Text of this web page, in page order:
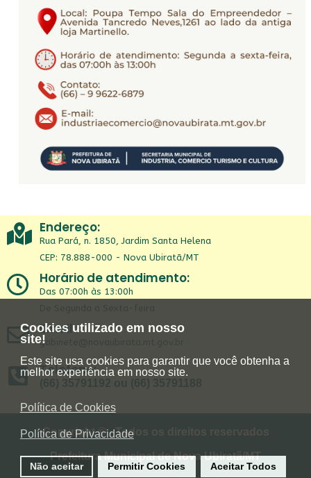
Cookies utilizado em nosso
site!
Este site usa cookies para garantir que você obtenha a
melhor experiência em nosso site.
Política de Cookies
Política de Privacidade
Não aceitar Permitir Cookies Aceitar Todos
Endereço:
Rua Pará, n. 1850, Jardim Santa Helena
CEP: 78.888-000 - Nova Ubiratã/MT
Horário de atendimento:
Das 07:00h às 13:00h
De Segunda a Sexta-feira
Email:
gabinete@novaubirata.mt.gov.br
Telefone:
(66) 35791192 ou (66) 35791188
Copyright © - Todos os direitos reservados
Prefeitura Municipal de Nova Ubiratã/MT